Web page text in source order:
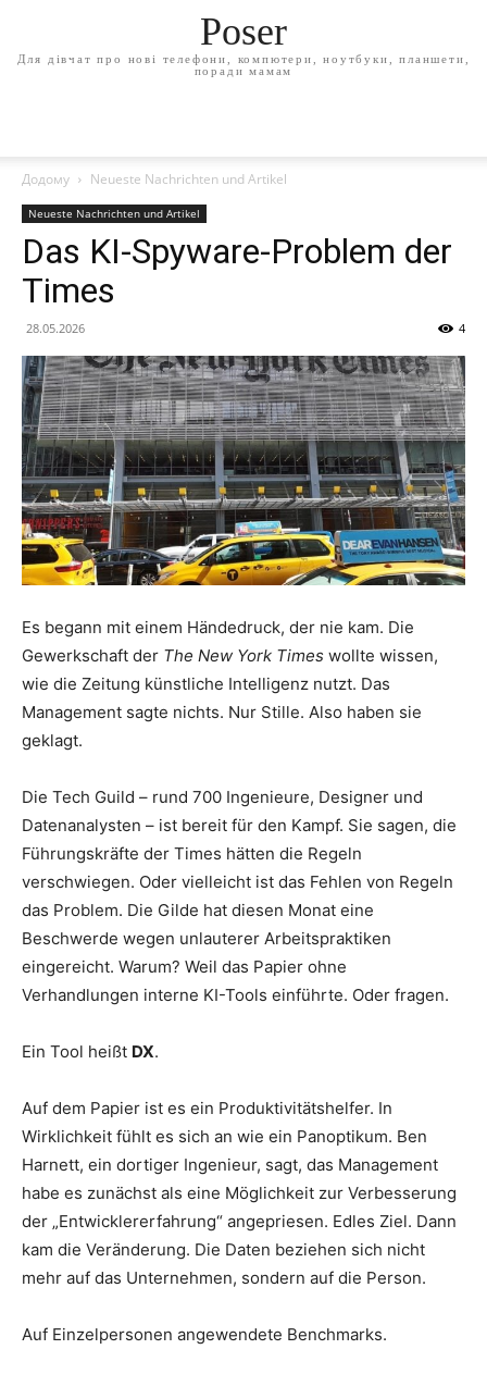
Poser
Для дівчат про нові телефони, компютери, ноутбуки, планшети,
поради мамам
Додому Neueste Nachrichten und Artikel
Neueste Nachrichten und Artikel
Das KI-Spyware-Problem der
Times
28.05.2026 4
Es begann mit einem Händedruck, der nie kam. Die
Gewerkschaft der The New York Times wollte wissen,
wie die Zeitung künstliche Intelligenz nutzt. Das
Management sagte nichts. Nur Stille. Also haben sie
geklagt.
Die Tech Guild – rund 700 Ingenieure, Designer und
Datenanalysten – ist bereit für den Kampf. Sie sagen, die
Führungskräfte der Times hätten die Regeln
verschwiegen. Oder vielleicht ist das Fehlen von Regeln
das Problem. Die Gilde hat diesen Monat eine
Beschwerde wegen unlauterer Arbeitspraktiken
eingereicht. Warum? Weil das Papier ohne
Verhandlungen interne KI-Tools einführte. Oder fragen.
Ein Tool heißt DX.
Auf dem Papier ist es ein Produktivitätshelfer. In
Wirklichkeit fühlt es sich an wie ein Panoptikum. Ben
Harnett, ein dortiger Ingenieur, sagt, das Management
habe es zunächst als eine Möglichkeit zur Verbesserung
der „Entwicklererfahrung“ angepriesen. Edles Ziel. Dann
kam die Veränderung. Die Daten beziehen sich nicht
mehr auf das Unternehmen, sondern auf die Person.
Auf Einzelpersonen angewendete Benchmarks.